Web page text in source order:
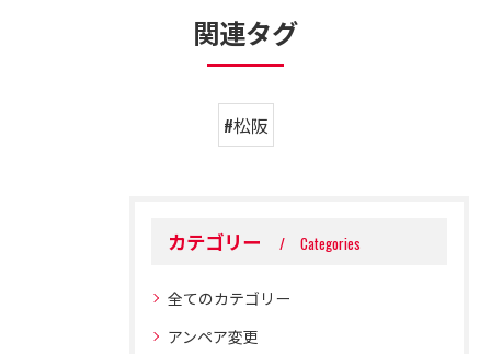
関連タグ
#松阪
カテゴリー Categories
全てのカテゴリー
アンペア変更